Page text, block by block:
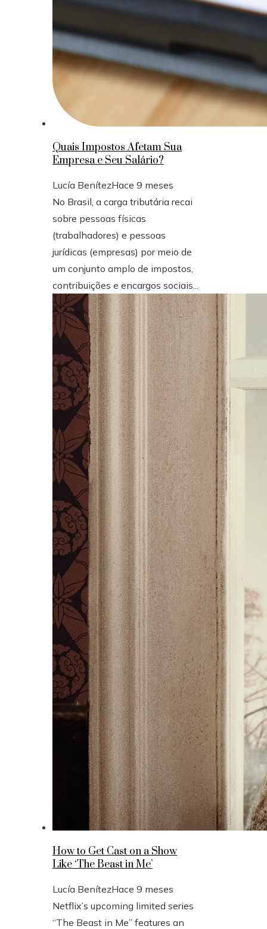
Quais Impostos Afetam Sua
Empresa e Seu Salário?
Lucía BenítezHace 9 meses
No Brasil, a carga tributária recai
sobre pessoas físicas
(trabalhadores) e pessoas
jurídicas (empresas) por meio de
um conjunto amplo de impostos,
contribuições e encargos sociais...
How to Get Cast on a Show
Like ‘The Beast in Me’
Lucía BenítezHace 9 meses
Netflix’s upcoming limited series
“The Beast in Me” features an